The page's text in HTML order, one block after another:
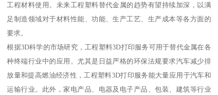
工程材料使用。未来工程塑料替代金属的趋势有望持续加深，以满
足制造领域对于材料性能、功能、生产工艺、生产成本等各方面的
要求。
根据3D科学的市场研究，工程塑料3D打印服务可用于替代金属在各
种终端行业中的应用。尤其是日益严格的环保法规要求汽车减少排
放量和提高燃油经济性，工程塑料3D打印服务能大量应用于汽车和
运输行业。此外，家电产品、电器及电子产品、包装、建筑等行业